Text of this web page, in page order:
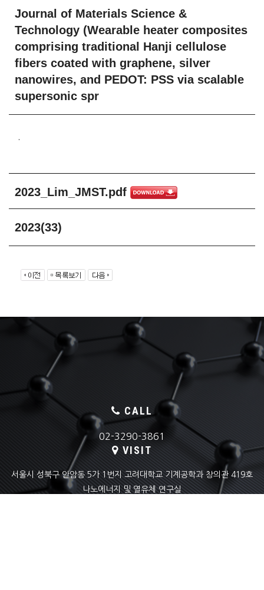
Journal of Materials Science &
Technology (Wearable heater composites
comprising traditional Hanji cellulose
fibers coated with graphene, silver
nanowires, and PEDOT: PSS via scalable
supersonic spr
2023_Lim_JMST.pdf
2023(33)
CALL
02-3290-3861
VISIT
서울시 성북구 안암동 5가 1번지 고려대학교 기계공학과 창의관 419호
나노에너지 및 열유체 연구실